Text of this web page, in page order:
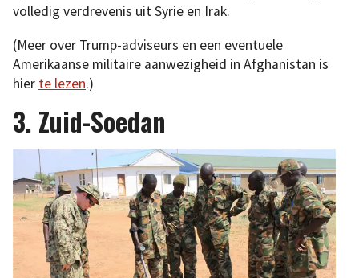
volledig verdrevenis uit Syrië en Irak.
(Meer over Trump-adviseurs en een eventuele
Amerikaanse militaire aanwezigheid in Afghanistan is
hier te lezen.)
3. Zuid-Soedan